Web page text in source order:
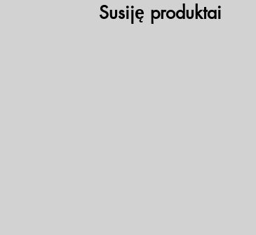
Susiję produktai